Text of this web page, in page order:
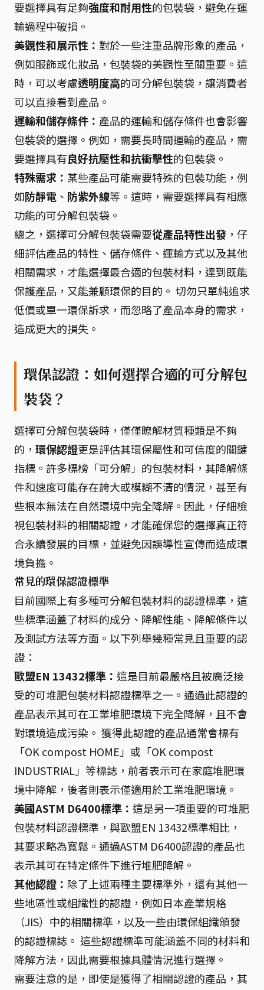
要選擇具有足夠強度和耐用性的包裝袋，避免在運
輸過程中破損。
美觀性和展示性： 對於一些注重品牌形象的產品，
例如服飾或化妝品，包裝袋的美觀性至關重要。這
時，可以考慮透明度高的可分解包裝袋，讓消費者
可以直接看到產品。
運輸和儲存條件： 產品的運輸和儲存條件也會影響
包裝袋的選擇。例如，需要長時間運輸的產品，需
要選擇具有良好抗壓性和抗衝擊性的包裝袋。
特殊需求： 某些產品可能需要特殊的包裝功能，例
如防靜電 、 防紫外線等。這時，需要選擇具有相應
功能的可分解包裝袋。
總之，選擇可分解包裝袋需要從產品特性出發 ，仔
細評估產品的特性、儲存條件、運輸方式以及其他
相關需求，才能選擇最合適的包裝材料，達到既能
保護產品，又能兼顧環保的目的。 切勿只單純追求
低價或單一環保訴求，而忽略了產品本身的需求，
造成更大的損失。
環保認證：如何選擇合適的可分解包
裝袋？
選擇可分解包裝袋時，僅僅瞭解材質種類是不夠
的， 環保認證更是評估其環保屬性和可信度的關鍵
指標。許多標榜「可分解」的包裝材料，其降解條
件和速度可能存在誇大或模糊不清的情況，甚至有
些根本無法在自然環境中完全降解。因此，仔細檢
視包裝材料的相關認證，才能確保您的選擇真正符
合永續發展的目標，並避免因誤導性宣傳而造成環
境負擔。
常見的環保認證標準
目前國際上有多種可分解包裝材料的認證標準，這
些標準涵蓋了材料的成分、降解性能、降解條件以
及測試方法等方面。以下列舉幾種常見且重要的認
證：
歐盟EN 13432標準： 這是目前最嚴格且被廣泛接
受的可堆肥包裝材料認證標準之一。通過此認證的
產品表示其可在工業堆肥環境下完全降解，且不會
對環境造成污染。 獲得此認證的產品通常會標有
「OK compost HOME」或「OK compost
INDUSTRIAL」等標誌，前者表示可在家庭堆肥環
境中降解，後者則表示僅適用於工業堆肥環境。
美國ASTM D6400標準： 這是另一項重要的可堆肥
包裝材料認證標準，與歐盟EN 13432標準相比，
其要求略為寬鬆。通過ASTM D6400認證的產品也
表示其可在特定條件下進行堆肥降解。
其他認證： 除了上述兩種主要標準外，還有其他一
些地區性或組織性的認證，例如日本產業規格
（JIS）中的相關標準，以及一些由環保組織頒發
的認證標誌。 這些認證標準可能涵蓋不同的材料和
降解方法，因此需要根據具體情況進行選擇。
需要注意的是，即使是獲得了相關認證的產品，其